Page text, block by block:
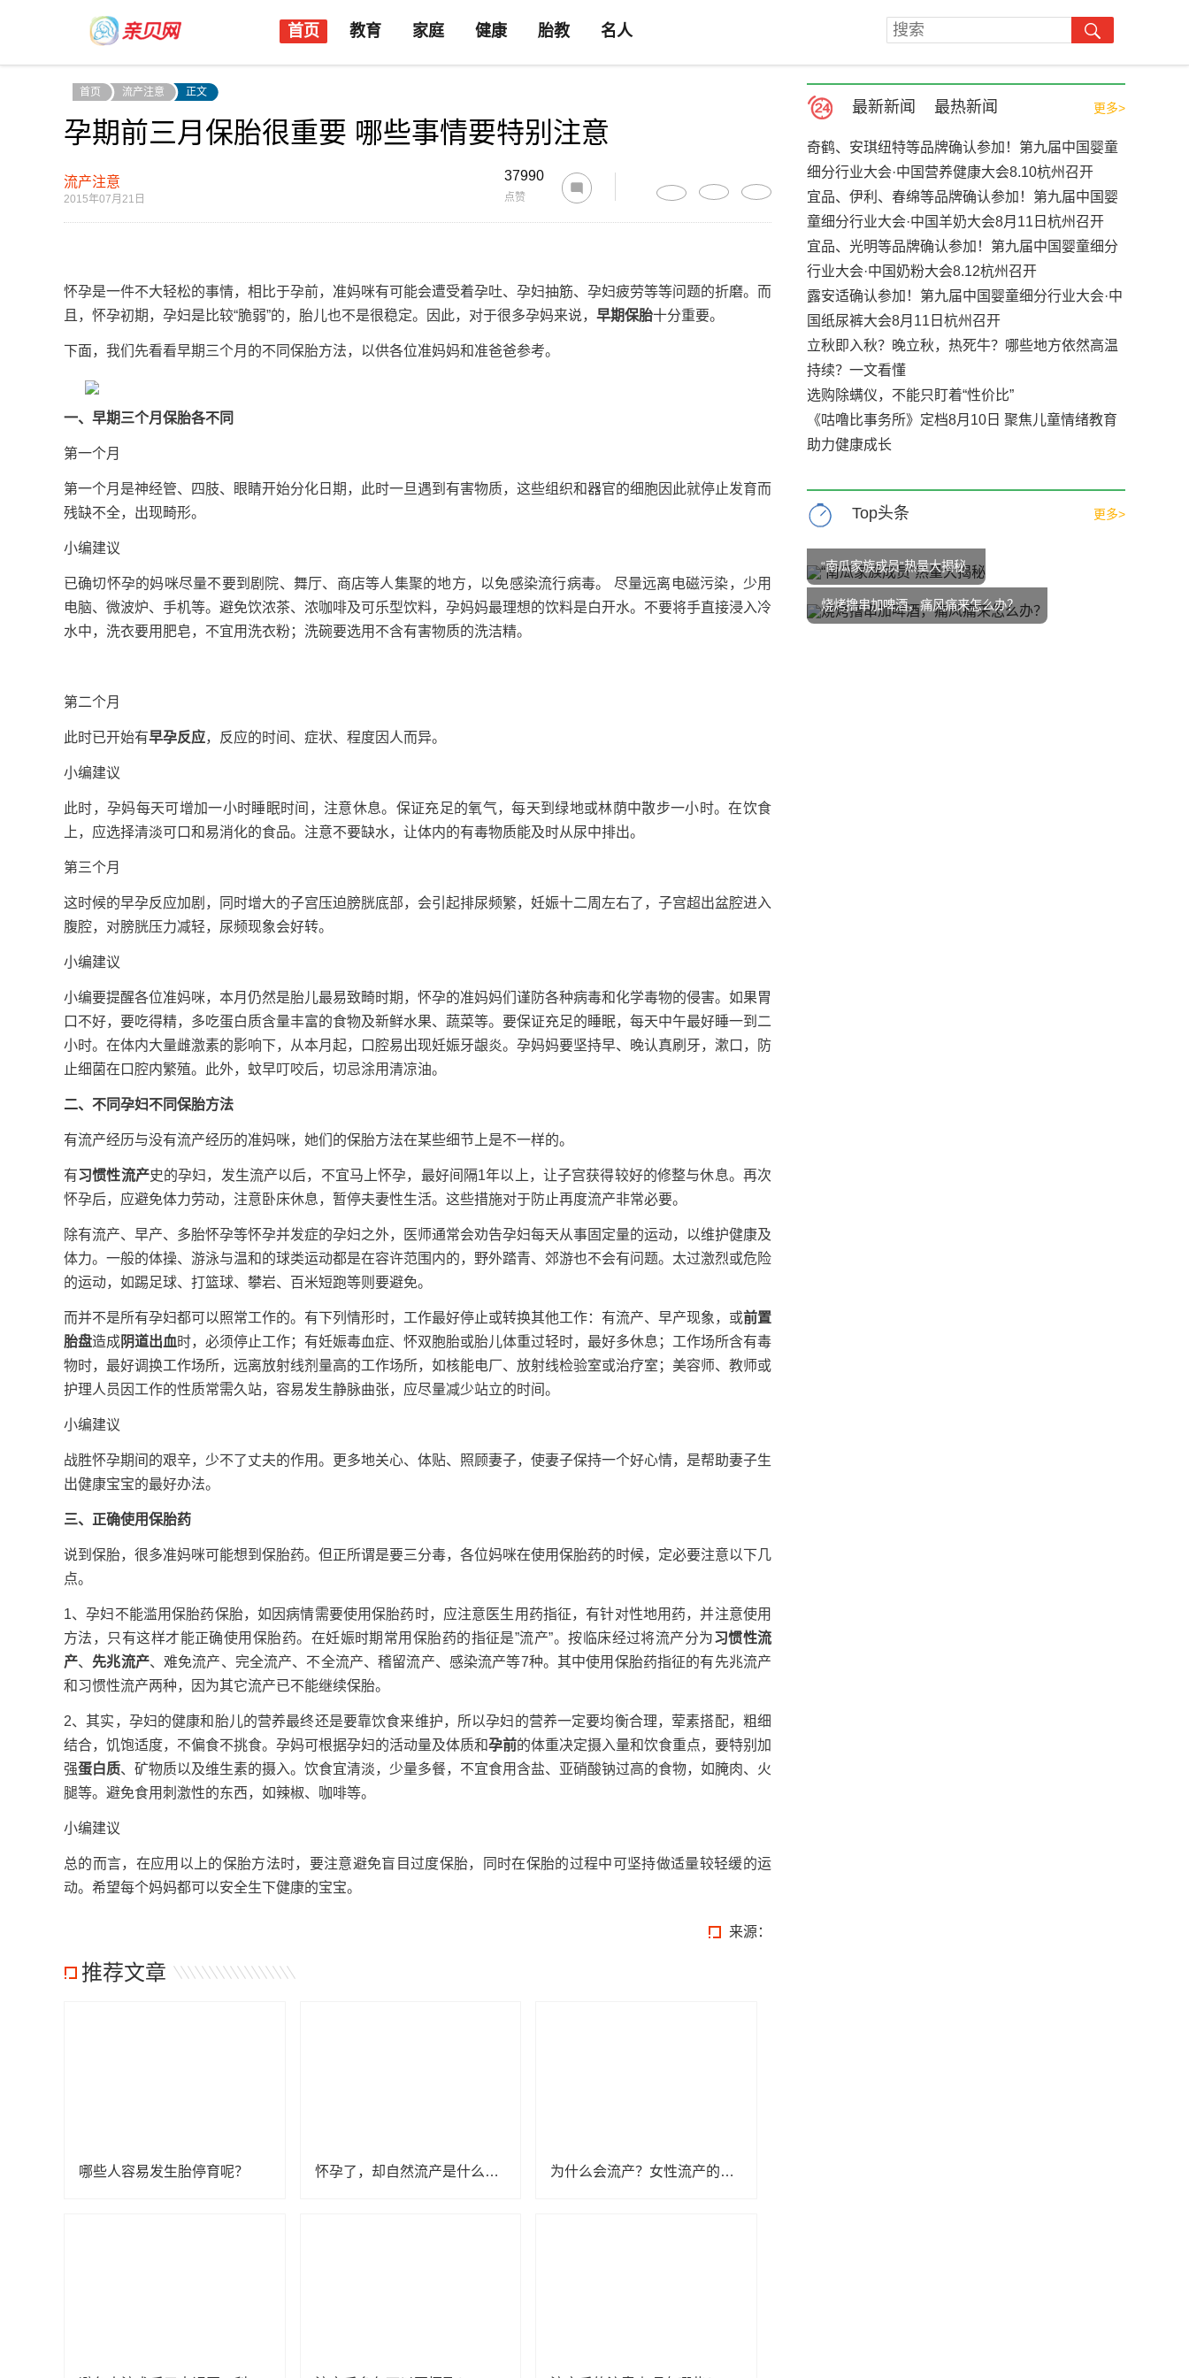
首页 教育 家庭 健康 胎教 名人
首页 流产注意 正文
孕期前三月保胎很重要 哪些事情要特别注意
流产注意
2015年07月21日
37990
点赞
怀孕是一件不大轻松的事情，相比于孕前，准妈咪有可能会遭受着孕吐、孕妇抽筋、孕妇疲劳等等问题的折磨。而
且，怀孕初期，孕妇是比较“脆弱”的，胎儿也不是很稳定。因此，对于很多孕妈来说， 早期保胎十分重要。
下面，我们先看看早期三个月的不同保胎方法，以供各位准妈妈和准爸爸参考。
一、早期三个月保胎各不同
第一个月
第一个月是神经管、四肢、眼睛开始分化日期，此时一旦遇到有害物质，这些组织和器官的细胞因此就停止发育而
残缺不全，出现畸形。
小编建议
已确切怀孕的妈咪尽量不要到剧院、舞厅、商店等人集聚的地方，以免感染流行病毒。 尽量远离电磁污染，少用
电脑、微波炉、手机等。避免饮浓茶、浓咖啡及可乐型饮料，孕妈妈最理想的饮料是白开水。不要将手直接浸入冷
水中，洗衣要用肥皂，不宜用洗衣粉；洗碗要选用不含有害物质的洗洁精。
第二个月
此时已开始有早孕反应，反应的时间、症状、程度因人而异。
小编建议
此时，孕妈每天可增加一小时睡眠时间，注意休息。保证充足的氧气，每天到绿地或林荫中散步一小时。在饮食
上，应选择清淡可口和易消化的食品。注意不要缺水，让体内的有毒物质能及时从尿中排出。
第三个月
这时候的早孕反应加剧，同时增大的子宫压迫膀胱底部，会引起排尿频繁，妊娠十二周左右了，子宫超出盆腔进入
腹腔，对膀胱压力减轻，尿频现象会好转。
小编建议
小编要提醒各位准妈咪，本月仍然是胎儿最易致畸时期，怀孕的准妈妈们谨防各种病毒和化学毒物的侵害。如果胃
口不好，要吃得精，多吃蛋白质含量丰富的食物及新鲜水果、蔬菜等。要保证充足的睡眠，每天中午最好睡一到二
小时。在体内大量雌激素的影响下，从本月起，口腔易出现妊娠牙龈炎。孕妈妈要坚持早、晚认真刷牙，漱口，防
止细菌在口腔内繁殖。此外，蚊早叮咬后，切忌涂用清凉油。
二、不同孕妇不同保胎方法
有流产经历与没有流产经历的准妈咪，她们的保胎方法在某些细节上是不一样的。
有习惯性流产史的孕妇，发生流产以后，不宜马上怀孕，最好间隔1年以上，让子宫获得较好的修整与休息。再次
怀孕后，应避免体力劳动，注意卧床休息，暂停夫妻性生活。这些措施对于防止再度流产非常必要。
除有流产、早产、多胎怀孕等怀孕并发症的孕妇之外，医师通常会劝告孕妇每天从事固定量的运动，以维护健康及
体力。一般的体操、游泳与温和的球类运动都是在容许范围内的，野外踏青、郊游也不会有问题。太过激烈或危险
的运动，如踢足球、打篮球、攀岩、百米短跑等则要避免。
而并不是所有孕妇都可以照常工作的。有下列情形时，工作最好停止或转换其他工作：有流产、早产现象，或前置
胎盘造成阴道出血时，必须停止工作；有妊娠毒血症、怀双胞胎或胎儿体重过轻时，最好多休息；工作场所含有毒
物时，最好调换工作场所，远离放射线剂量高的工作场所，如核能电厂、放射线检验室或治疗室；美容师、教师或
护理人员因工作的性质常需久站，容易发生静脉曲张，应尽量减少站立的时间。
小编建议
战胜怀孕期间的艰辛，少不了丈夫的作用。更多地关心、体贴、照顾妻子，使妻子保持一个好心情，是帮助妻子生
出健康宝宝的最好办法。
三、正确使用保胎药
说到保胎，很多准妈咪可能想到保胎药。但正所谓是要三分毒，各位妈咪在使用保胎药的时候，定必要注意以下几
点。
1、孕妇不能滥用保胎药保胎，如因病情需要使用保胎药时，应注意医生用药指征，有针对性地用药，并注意使用
方法，只有这样才能正确使用保胎药。在妊娠时期常用保胎药的指征是”流产”。按临床经过将流产分为习惯性流
产、 先兆流产、难免流产、完全流产、不全流产、稽留流产、感染流产等7种。其中使用保胎药指征的有先兆流产
和习惯性流产两种，因为其它流产已不能继续保胎。
2、其实，孕妇的健康和胎儿的营养最终还是要靠饮食来维护，所以孕妇的营养一定要均衡合理，荤素搭配，粗细
结合，饥饱适度，不偏食不挑食。孕妈可根据孕妇的活动量及体质和孕前的体重决定摄入量和饮食重点，要特别加
强蛋白质、矿物质以及维生素的摄入。饮食宜清淡，少量多餐，不宜食用含盐、亚硝酸钠过高的食物，如腌肉、火
腿等。避免食用刺激性的东西，如辣椒、咖啡等。
小编建议
总的而言，在应用以上的保胎方法时，要注意避免盲目过度保胎，同时在保胎的过程中可坚持做适量较轻缓的运
动。希望每个妈妈都可以安全生下健康的宝宝。
来源：
推荐文章
哪些人容易发生胎停育呢？ 怀孕了，却自然流产是什么原因？ 为什么会流产？女性流产的原因你都了解吗？
最新新闻 最热新闻 更多>
奇鹤、安琪纽特等品牌确认参加！第九届中国婴童
细分行业大会·中国营养健康大会8.10杭州召开
宜品、伊利、春绵等品牌确认参加！第九届中国婴
童细分行业大会·中国羊奶大会8月11日杭州召开
宜品、光明等品牌确认参加！第九届中国婴童细分
行业大会·中国奶粉大会8.12杭州召开
露安适确认参加！第九届中国婴童细分行业大会·中
国纸尿裤大会8月11日杭州召开
立秋即入秋？晚立秋，热死牛？哪些地方依然高温
持续？一文看懂
选购除螨仪，不能只盯着“性价比”
《咕噜比事务所》定档8月10日 聚焦儿童情绪教育
助力健康成长
Top头条 更多>
“南瓜家族成员”热量大揭秘
烧烤撸串加啤酒，痛风痛来怎么办？